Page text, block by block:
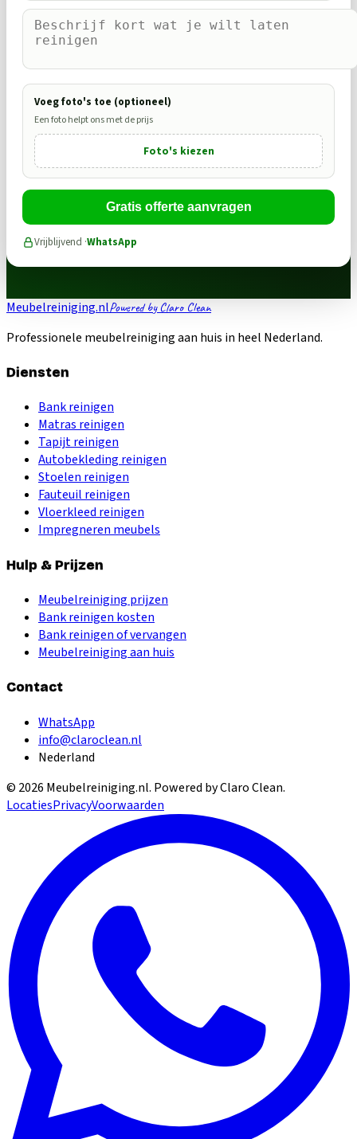
Voeg foto's toe (optioneel)
Een foto helpt ons met de prijs
Foto's kiezen
Gratis offerte aanvragen
Vrijblijvend ·WhatsApp
Meubelreiniging.nlPowered by Claro Clean
Professionele meubelreiniging aan huis in heel Nederland.
Diensten
Bank reinigen
Matras reinigen
Tapijt reinigen
Autobekleding reinigen
Stoelen reinigen
Fauteuil reinigen
Vloerkleed reinigen
Impregneren meubels
Hulp & Prijzen
Meubelreiniging prijzen
Bank reinigen kosten
Bank reinigen of vervangen
Meubelreiniging aan huis
Contact
WhatsApp
info@claroclean.nl
Nederland
© 2026 Meubelreiniging.nl. Powered by Claro Clean.
LocatiesPrivacyVoorwaarden